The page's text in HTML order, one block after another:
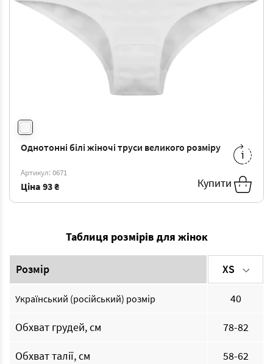
Однотонні білі жіночі труси великого розміру
Артикул: 0671
Ціна 93 ₴ Купити
M - 93 ₴ L - 98 ₴
XL
3XL - 114 ₴
Таблиця розмірів для жінок
Розмір XS
Український (російський) розмір 40
Обхват грудей, см 78-82
Обхват талії, см 58-62